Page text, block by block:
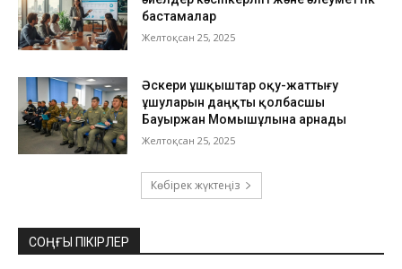
бастамалар
Желтоқсан 25, 2025
Әскери ұшқыштар оқу-жаттығу
ұшуларын даңқты қолбасшы
Бауыржан Момышұлына арнады
Желтоқсан 25, 2025
Көбірек жүктеңіз
СОҢҒЫ ПІКІРЛЕР